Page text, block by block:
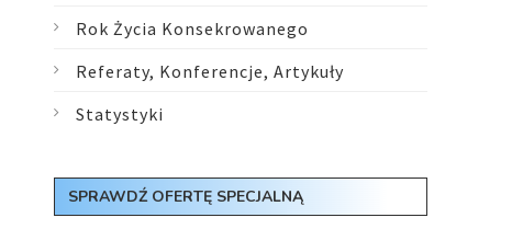
Rok Życia Konsekrowanego
Referaty, Konferencje, Artykuły
Statystyki
SPRAWDŹ OFERTĘ SPECJALNĄ